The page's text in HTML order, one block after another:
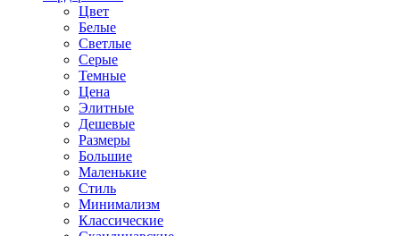
Цвет
Белые
Светлые
Серые
Темные
Цена
Элитные
Дешевые
Размеры
Большие
Маленькие
Стиль
Минимализм
Классические